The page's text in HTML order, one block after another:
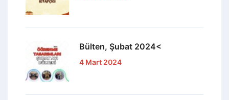
Bülten, Şubat 2024<
4 Mart 2024